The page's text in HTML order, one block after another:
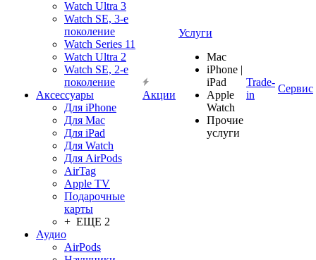
Watch Ultra 3
Watch SE, 3-е
поколение
Watch Series 11
Watch Ultra 2
Watch SE, 2-е
поколение
Аксессуары
Для iPhone
Для Mac
Для iPad
Для Watch
Для AirPods
AirTag
Apple TV
Подарочные
карты
+ ЕЩЕ 2
Аудио
AirPods
Акции
Услуги
Mac
iPhone |
iPad
Apple
Watch
Прочие
услуги
Trade-
in
Сервис